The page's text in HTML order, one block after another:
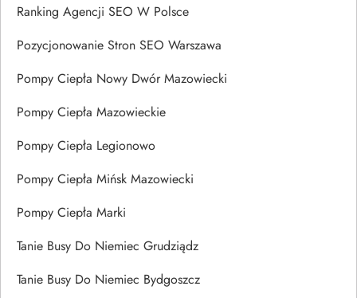
Ranking Agencji SEO W Polsce
Pozycjonowanie Stron SEO Warszawa
Pompy Ciepła Nowy Dwór Mazowiecki
Pompy Ciepła Mazowieckie
Pompy Ciepła Legionowo
Pompy Ciepła Mińsk Mazowiecki
Pompy Ciepła Marki
Tanie Busy Do Niemiec Grudziądz
Tanie Busy Do Niemiec Bydgoszcz